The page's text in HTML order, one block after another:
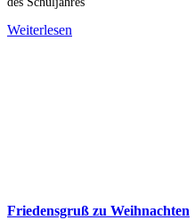
Weiterlesen
Friedensgruß zu Weihnachten